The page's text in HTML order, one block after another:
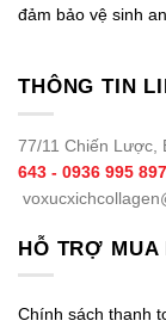
đảm bảo vệ sinh
THÔNG TIN
77/11 Chiến Lược,
643 - 0936 995
HỖ TRỢ MUA
Chính sách thanh